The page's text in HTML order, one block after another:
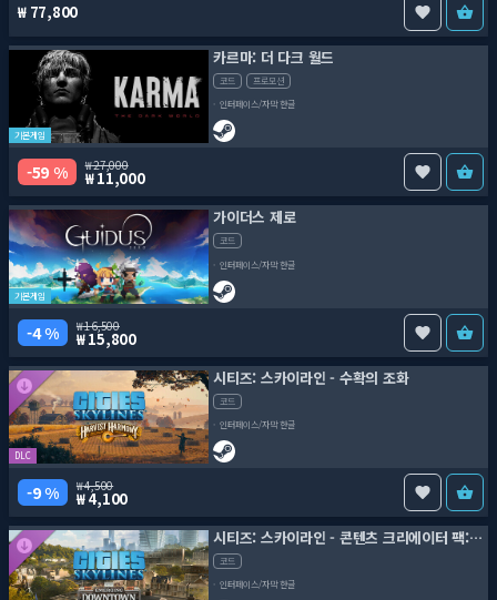
77,800
기본게임
카르마: 더 다크 월드
코드
프로모션
인터페이스/자막 한글
59 % 27,000
11,000
기본게임
가이더스 제로
코드
인터페이스/자막 한글
4 % 16,500
15,800
DLC
시티즈: 스카이라인 - 수확의 조화
코드
인터페이스/자막 한글
9 % 4,500
4,100
시티즈: 스카이라인 - 콘텐츠 크리에이터 팩: 떠오르는 도시
코드
인터페이스/자막 한글